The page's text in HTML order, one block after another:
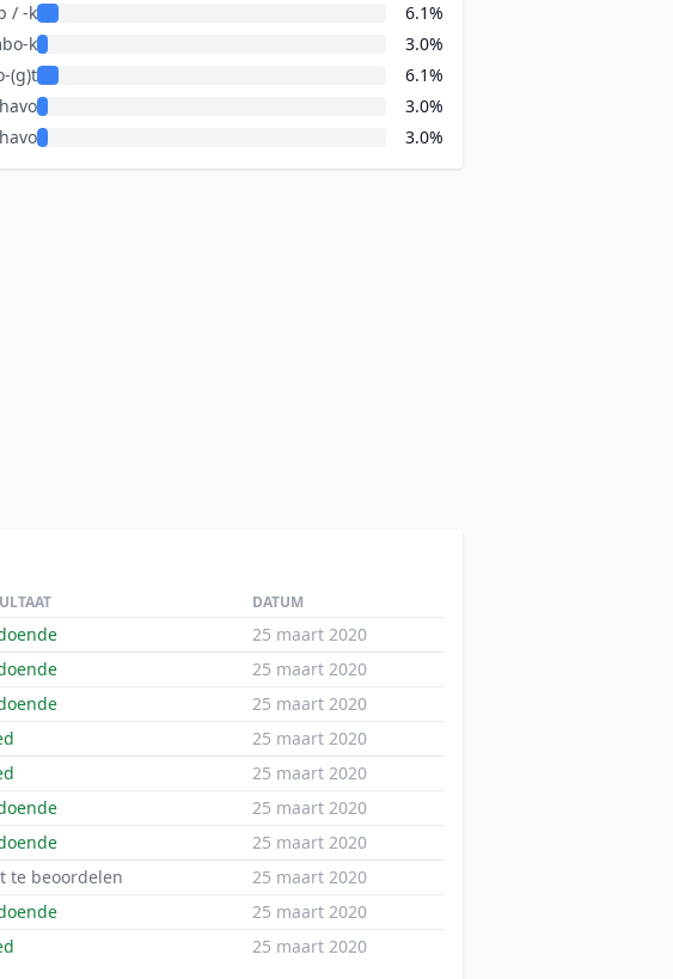
/ -k
6.1%
k
3.0%
(g)t
6.1%
3.0%
havo
3.0%
DATUM
25 maart 2020
25 maart 2020
25 maart 2020
25 maart 2020
25 maart 2020
25 maart 2020
25 maart 2020
te beoordelen
25 maart 2020
25 maart 2020
25 maart 2020